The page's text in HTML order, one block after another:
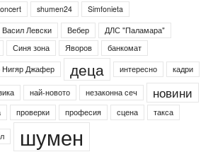
shumen24
Simfonieta
Васил Левски Вебер
ДЛС "Паламара"
Синя зона Яворов
банкомат
Нигяр Джафер деца интересно кадри
най-новото незаконна сеч новини
проверки професия сцена такса
шумен